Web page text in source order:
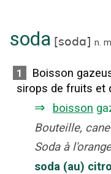
soda [sodɑ] n.
1
Boisson
sirops de fruits et
⇒ boisson
Bouteille,
Soda à
soda (au)